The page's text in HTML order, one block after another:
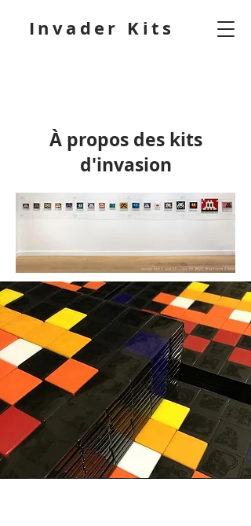
Invader Kits
À propos des kits
d'invasion